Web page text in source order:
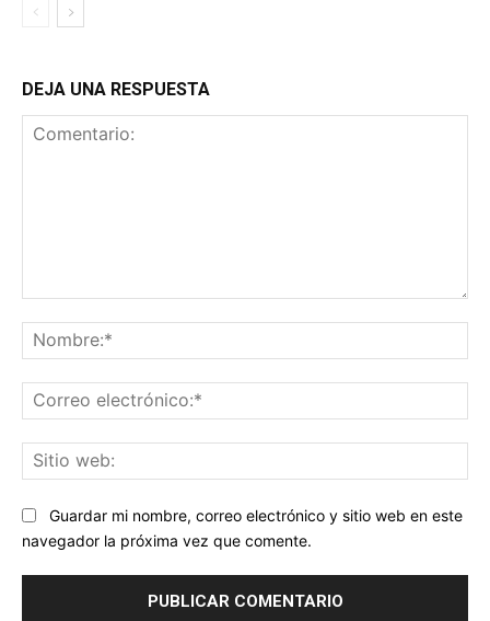
DEJA UNA RESPUESTA
Guardar mi nombre, correo electrónico y sitio web en este
navegador la próxima vez que comente.